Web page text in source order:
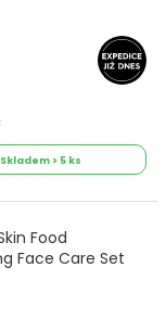
Skladem > 5 ks
Food
Face Care Set